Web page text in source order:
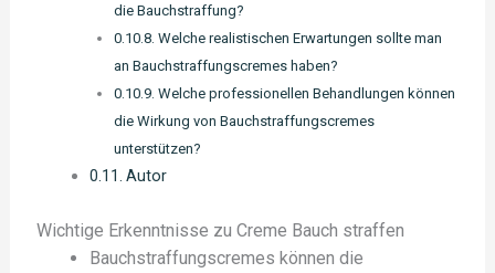
die Bauchstraffung?
Welche realistischen Erwartungen sollte man
an Bauchstraffungscremes haben?
Welche professionellen Behandlungen können
die Wirkung von Bauchstraffungscremes
unterstützen?
Autor
Wichtige Erkenntnisse zu Creme Bauch straffen
Bauchstraffungscremes können die